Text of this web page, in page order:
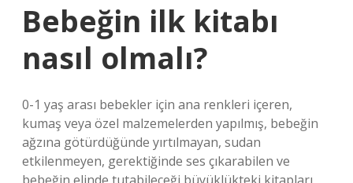
Bebeğin ilk kitabı
nasıl olmalı?
0-1 yaş arası bebekler için ana renkleri içeren,
kumaş veya özel malzemelerden yapılmış, bebeğin
ağzına götürdüğünde yırtılmayan, sudan
etkilenmeyen, gerektiğinde ses çıkarabilen ve